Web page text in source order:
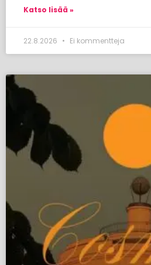
Katso lisää »
22.8.2026 Ei kommentteja